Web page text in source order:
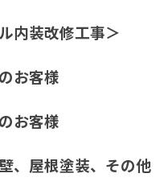
内装改修工事＞
お客様
お客様
、屋根塗装、その他